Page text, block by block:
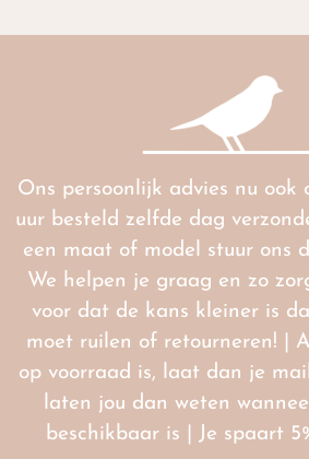
Ons persoonlijk advies nu ook
uur besteld zelfde dag
een maat of model stuur ons
We helpen je graag en zo
voor dat de kans kleiner is
moet ruilen of retourneren! |
op voorraad is, laat dan je
laten jou dan weten
beschikbaar is | Je spaart